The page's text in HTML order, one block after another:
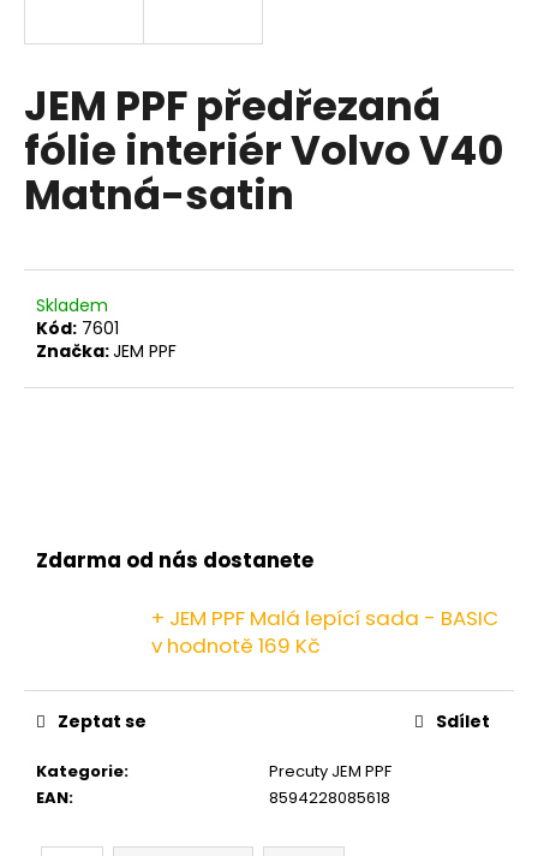
JEM PPF předřezaná
fólie interiér Volvo V40
Matná-satin
Skladem
Kód: 7601
Značka:JEM PPF
Zdarma od nás dostanete
+ JEM PPF Malá lepící sada - BASIC
v hodnotě 169 Kč
Kategorie:
Precuty JEM PPF
EAN: 8594228085618
Zeptat se Sdílet
t
?
HLEDAT
D
u